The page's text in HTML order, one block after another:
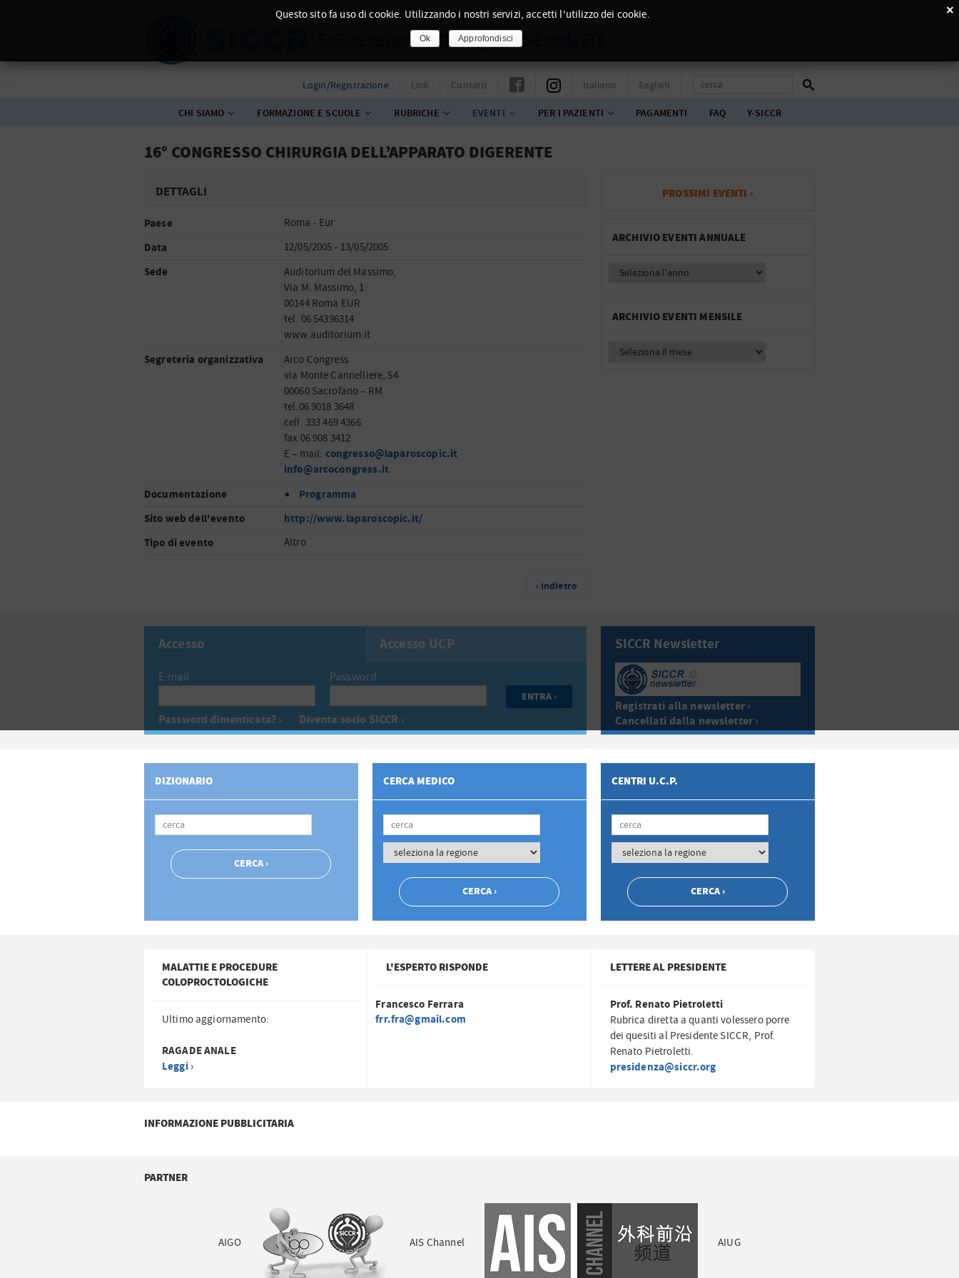
Login/Registrazione Link Contatti Italiano English
CHI SIAMO FORMAZIONE E SCUOLE RUBRICHE EVENTI PER I PAZIENTI PAGAMENTI FAQ Y-SICCR
16° CONGRESSO CHIRURGIA DELL’APPARATO DIGERENTE
DETTAGLI
Paese Roma - Eur
Data 12/05/2005 - 13/05/2005
Sede
Auditorium del Massimo,
Via M. Massimo, 1
00144 Roma EUR
tel. 06 54396314
www.auditorium.it
Segreteria organizzativa
Arco Congress
via Monte Cannelliere, 54
00060 Sacrofano – RM
tel.06 9018 3648
cell. 333 469 4366
fax 06 908 3412
E – mail: congresso@laparoscopic.it
info@arcocongress.it
Documentazione
Programma
Sito web dell'evento
http://www.laparoscopic.it/
Tipo di evento
Altro
‹ indietro
PROSSIMI EVENTI ›
ARCHIVIO EVENTI ANNUALE
ARCHIVIO EVENTI MENSILE
Accesso Accesso UCP
E-mail Password
Password dimenticata? › Diventa socio SICCR ›
SICCR Newsletter
Registrati alla newsletter ›
Cancellati dalla newsletter ›
DIZIONARIO CERCA MEDICO CENTRI U.C.P.
MALATTIE E PROCEDURE
COLOPROCTOLOGICHE
Ultimo aggiornamento:
RAGADE ANALE
Leggi ›
L'ESPERTO RISPONDE
Francesco Ferrara
frr.fra@gmail.com
LETTERE AL PRESIDENTE
Prof. Renato Pietroletti
Rubrica diretta a quanti volessero porre
dei quesiti al Presidente SICCR, Prof.
Renato Pietroletti.
presidenza@siccr.org
INFORMAZIONE PUBBLICITARIA
PARTNER
AIGO AIS Channel AIUG
×
Questo sito fa uso di cookie. Utilizzando i nostri servizi, accetti l'utilizzo dei cookie.
Ok Approfondisci